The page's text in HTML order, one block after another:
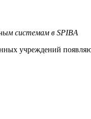
системам в SPIBA
учреждений